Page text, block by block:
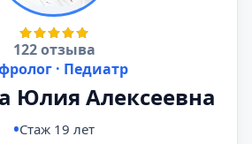
122 отзыва
· Педиатр
Юлия Алексеевна
Стаж 19 лет